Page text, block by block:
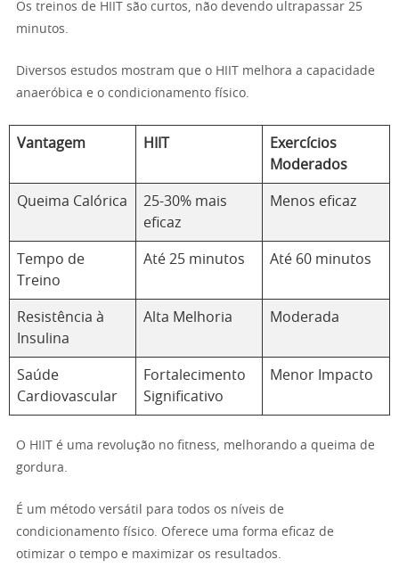
Os treinos de HIIT são curtos, não devendo ultrapassar 25
minutos.
Diversos estudos mostram que o HIIT melhora a capacidade
anaeróbica e o condicionamento físico.
Vantagem HIIT
Exercícios
Moderados
Queima Calórica
25-30% mais
eficaz
Menos eficaz
Tempo de
Treino
Até 25 minutos Até 60 minutos
Resistência à
Insulina
Alta Melhoria Moderada
Saúde
Cardiovascular
Fortalecimento
Significativo
Menor Impacto
O HIIT é uma revolução no fitness, melhorando a queima de
gordura.
É um método versátil para todos os níveis de
condicionamento físico. Oferece uma forma eficaz de
otimizar o tempo e maximizar os resultados.